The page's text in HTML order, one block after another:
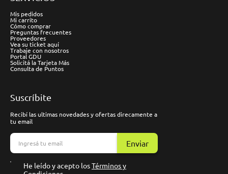
Mis pedidos
Mi carrito
Cómo comprar
Preguntas frecuentes
Proveedores
Vea su ticket aquí
Trabaje con nosotros
Portal GDU
Solicitá la Tarjeta Más
Consulta de Puntos
Suscríbite
Recibí las ultimas novedades y ofertas direcamente a
tu email
Enviar
He leído y acepto losTérminos y